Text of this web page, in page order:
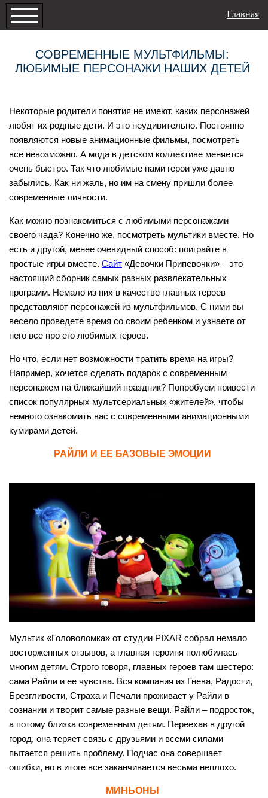
Главная
СОВРЕМЕННЫЕ МУЛЬТФИЛЬМЫ:
ЛЮБИМЫЕ ПЕРСОНАЖИ НАШИХ ДЕТЕЙ
Некоторые родители понятия не имеют, каких персонажей
любят их родные дети. И это неудивительно. Постоянно
появляются новые анимационные фильмы, посмотреть
все невозможно. А мода в детском коллективе меняется
очень быстро. Так что любимые нами герои уже давно
забылись. Как ни жаль, но им на смену пришли более
современные личности.
Как можно познакомиться с любимыми персонажами
своего чада? Конечно же, посмотреть мультики вместе. Но
есть и другой, менее очевидный способ: поиграйте в
простые игры вместе. Сайт «Девочки Припевочки» – это
настоящий сборник самых разных развлекательных
программ. Немало из них в качестве главных героев
представляют персонажей из мультфильмов. С ними вы
весело проведете время со своим ребенком и узнаете от
него все про его любимых героев.
Но что, если нет возможности тратить время на игры?
Например, хочется сделать подарок с современным
персонажем на ближайший праздник? Попробуем привести
список популярных мультсериальных «жителей», чтобы
немного ознакомить вас с современными анимационными
кумирами детей.
РАЙЛИ И ЕЕ БАЗОВЫЕ ЭМОЦИИ
Мультик «Головоломка» от студии PIXAR собрал немало
восторженных отзывов, а главная героиня полюбилась
многим детям. Строго говоря, главных героев там шестеро:
сама Райли и ее чувства. Вся компания из Гнева, Радости,
Брезгливости, Страха и Печали проживает у Райли в
сознании и творит самые разные вещи. Райли – подросток,
а потому близка современным детям. Переехав в другой
город, она теряет связь с друзьями и всеми силами
пытается решить проблему. Подчас она совершает
ошибки, но в итоге все заканчивается весьма неплохо.
МИНЬОНЫ